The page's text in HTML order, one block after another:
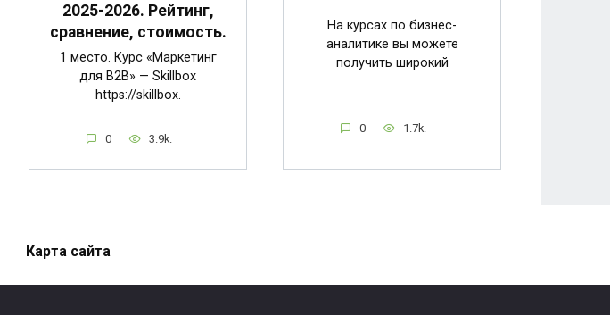
2025-2026. Рейтинг,
сравнение, стоимость.
1 место. Курс «Маркетинг
для B2B» — Skillbox
https://skillbox.
0 3.9k.
На курсах по бизнес-
аналитике вы можете
получить широкий
0 1.7k.
Карта сайта